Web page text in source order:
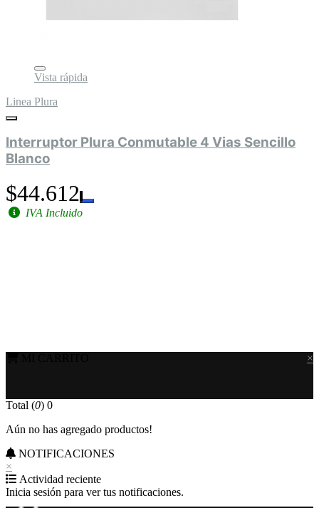
Vista rápida
Linea Plura
Interruptor Plura Conmutable 4 Vias Sencillo
Blanco
$44.612
IVA Incluido
×
Total (0) 0
Aún no has agregado productos!
NOTIFICACIONES
×
Actividad reciente
Inicia sesión para ver tus notificaciones.